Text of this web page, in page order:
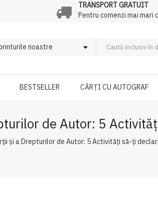
TRANSPORT GRATUIT
Pentru comenzi mai mari
BESTSELLER CĂRȚI CU AUTOGRAF
de Autor: 5
și a Drepturilor de Autor: 5 Activități să-ți